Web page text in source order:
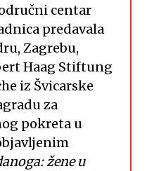
centar
predavala
Zagrebu,
Haag Stiftung
iz Švicarske
za
pokreta u
žene u